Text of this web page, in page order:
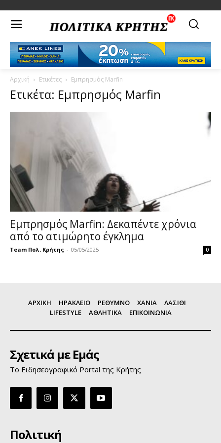
Αρχική Ετικέτες Εμπρησμός Marfin
Ετικέτα: Εμπρησμός Marfin
Εμπρησμός Marfin: Δεκαπέντε χρόνια
από τo ατιμώρητο έγκλημα
Team Πολ. Κρήτης - 05/05/2025 0
ΑΡΧΙΚΗ ΗΡΑΚΛΕΙΟ ΡΕΘΥΜΝΟ ΧΑΝΙΑ
ΛΑΣΙΘΙ
LIFESTYLE
ΑΘΛΗΤΙΚΑ ΕΠΙΚΟΙΝΩΝΙΑ
Σχετικά με Εμάς
Το Ειδησεογραφικό Portal της Κρήτης
Πολιτική